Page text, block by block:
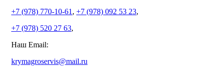
+7 (978) 770-10-61, +7 (978) 092 53 23,
+7 (978) 520 27 63,
Наш Email:
krymagroservis@mail.ru